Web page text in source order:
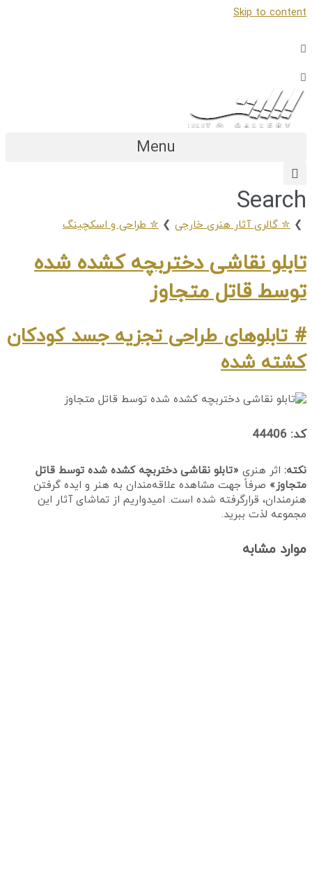
Skip to content
Menu
Search
❯ ✮ گالری آثار هنری خارجی ❯ ✮ طراحی و اسکچینگ
تابلو نقاشی دختربچه کشده شده
توسط قاتل متجاوز
# تابلوهای طراحی تجزیه جسد کودکان
کشته شده
کد: 44406
نکته: اثر هنری «تابلو نقاشی دختربچه کشده شده توسط قاتل
متجاوز» صرفاً جهت مشاهده علاقه‌مندان به هنر و ایده گرفتن
هنرمندان، قرارگرفته شده است. امیدواریم از تماشای آثار این
مجموعه لذت ببرید.
موارد مشابه